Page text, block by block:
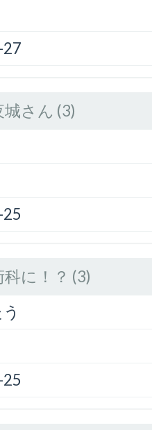
さん (3)
に！？ (3)